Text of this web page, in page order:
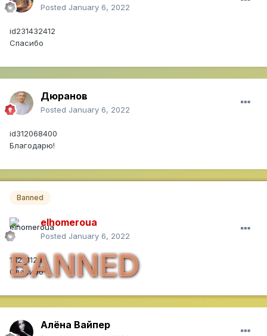
Posted January 6, 2022
id231432412
Спасибо
Дюранов
Posted January 6, 2022
id312068400
Благодарю!
Banned
elhomeroua
Posted January 6, 2022
BANNED
15231120
Спасибо
Алёна Вайпер